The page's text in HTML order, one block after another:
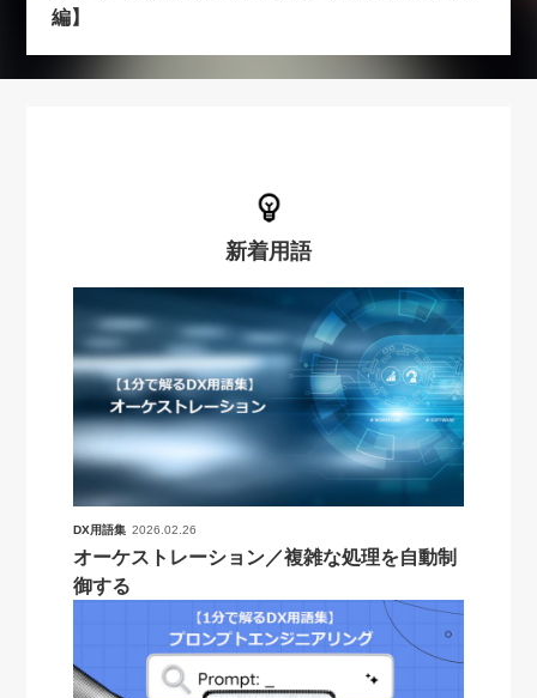
編】
新着用語
DX用語集 2026.02.26
オーケストレーション／複雑な処理を自動制
御する